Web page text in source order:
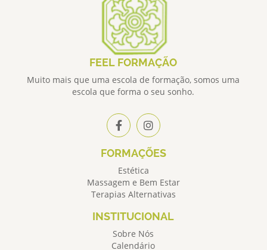
FEEL FORMAÇÃO
Muito mais que uma escola de formação, somos uma
escola que forma o seu sonho.
FORMAÇÕES
Estética
Massagem e Bem Estar
Terapias Alternativas
INSTITUCIONAL
Sobre Nós
Calendário